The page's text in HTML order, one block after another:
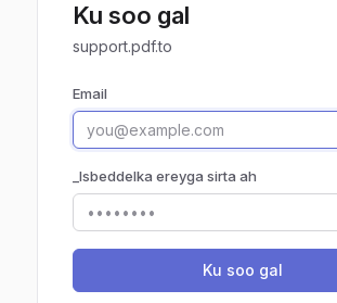
Ku soo gal
support.pdf.to
Email
_Isbeddelka ereyga sirta ah
Ku soo gal